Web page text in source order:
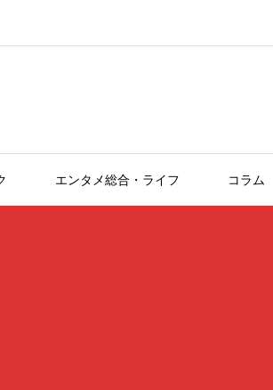
エンタメ総合・ライフ コラム